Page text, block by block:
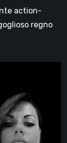
action-
regno